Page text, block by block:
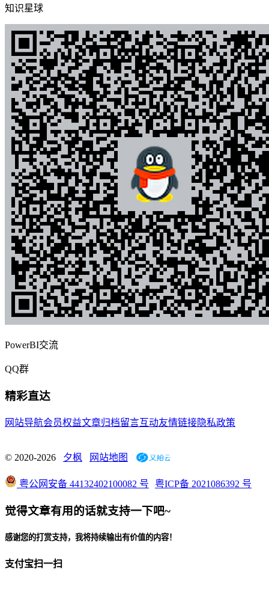
知识星球
PowerBI交流
QQ群
精彩直达
网站导航会员权益文章归档留言互动友情链接隐私政策
© 2020-2026 夕枫 网站地图
粤公网安备 44132402100082 号 粤ICP备 2021086392 号
觉得文章有用的话就支持一下吧~
感谢您的打赏支持，我将持续输出有价值的内容！
支付宝扫一扫